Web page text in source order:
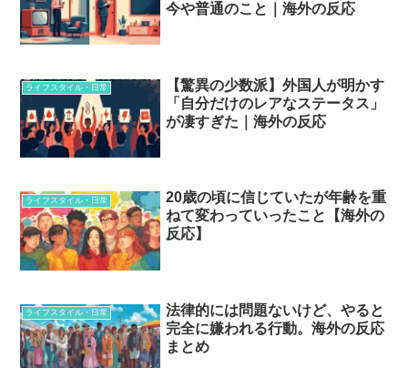
今や普通のこと｜海外の反応
ライフスタイル・日常
【驚異の少数派】外国人が明かす
「自分だけのレアなステータス」
が凄すぎた｜海外の反応
ライフスタイル・日常
20歳の頃に信じていたが年齢を重
ねて変わっていったこと【海外の
反応】
ライフスタイル・日常
法律的には問題ないけど、やると
完全に嫌われる行動。海外の反応
まとめ